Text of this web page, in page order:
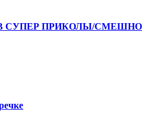
СУПЕР ПРИКОЛЫ/СМЕШНО